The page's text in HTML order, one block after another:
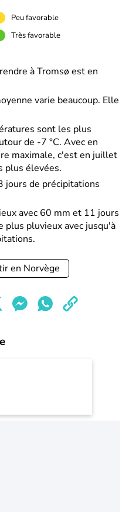
Peu favorable
Très favorable
à Tromsø est en
varie beaucoup. Elle
sont les plus
de -7 °C. Avec en
maximale, c'est en juillet
plus élevées.
jours de précipitations
avec 60 mm et 11 jours
pluvieux avec jusqu'à
en Norvège